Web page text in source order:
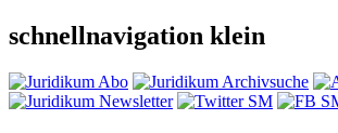
schnellnavigation klein